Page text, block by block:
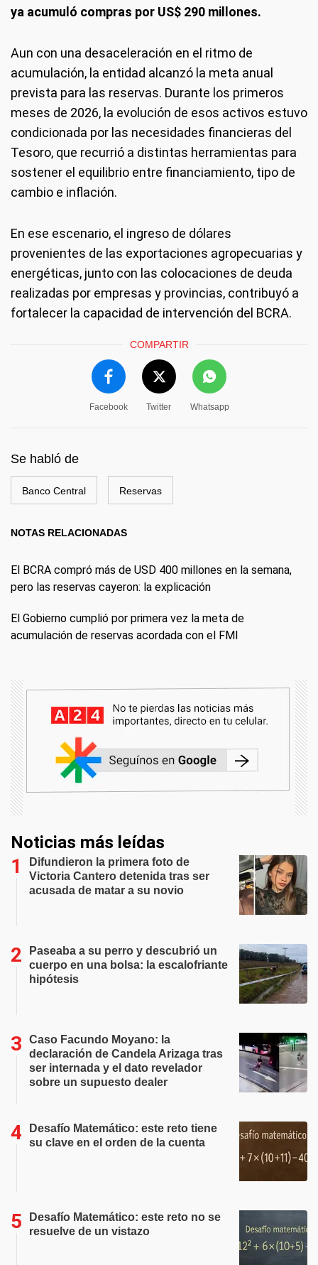
ya acumuló compras por US$ 290 millones.
Aun con una desaceleración en el ritmo de
acumulación, la entidad alcanzó la meta anual
prevista para las reservas. Durante los primeros
meses de 2026, la evolución de esos activos estuvo
condicionada por las necesidades financieras del
Tesoro, que recurrió a distintas herramientas para
sostener el equilibrio entre financiamiento, tipo de
cambio e inflación.
En ese escenario, el ingreso de dólares
provenientes de las exportaciones agropecuarias y
energéticas, junto con las colocaciones de deuda
realizadas por empresas y provincias, contribuyó a
fortalecer la capacidad de intervención del BCRA.
COMPARTIR
Facebook Twitter Whatsapp
Se habló de
Banco Central Reservas
NOTAS RELACIONADAS
El BCRA compró más de USD 400 millones en la semana,
pero las reservas cayeron: la explicación
El Gobierno cumplió por primera vez la meta de
acumulación de reservas acordada con el FMI
Noticias más leídas
Difundieron la primera foto de
Victoria Cantero detenida tras ser
acusada de matar a su novio
Paseaba a su perro y descubrió un
cuerpo en una bolsa: la escalofriante
hipótesis
Caso Facundo Moyano: la
declaración de Candela Arizaga tras
ser internada y el dato revelador
sobre un supuesto dealer
Desafío Matemático: este reto tiene
su clave en el orden de la cuenta
Desafío Matemático: este reto no se
resuelve de un vistazo